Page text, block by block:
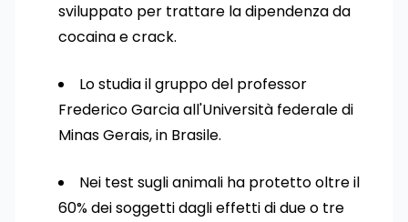
sviluppato per trattare la dipendenza da
cocaina e crack.
Lo studia il gruppo del professor
Frederico Garcia all'Università federale di
Minas Gerais, in Brasile.
Nei test sugli animali ha protetto oltre il
60% dei soggetti dagli effetti di due o tre